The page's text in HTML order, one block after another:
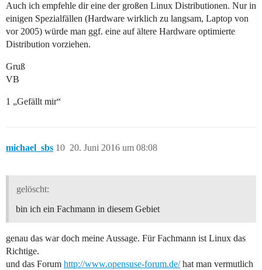
Auch ich empfehle dir eine der großen Linux Distributionen. Nur in
einigen Spezialfällen (Hardware wirklich zu langsam, Laptop von
vor 2005) würde man ggf. eine auf ältere Hardware optimierte
Distribution vorziehen.
Gruß
VB
1 „Gefällt mir“
michael_sbs 20. Juni 2016 um 08:08
10
gelöscht:
bin ich ein Fachmann in diesem Gebiet
genau das war doch meine Aussage. Für Fachmann ist Linux das
Richtige.
und das Forum http://www.opensuse-forum.de/hat man vermutlich